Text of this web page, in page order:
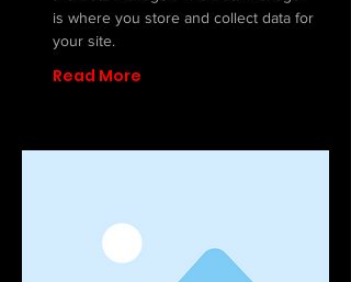
is where you store and collect data for
your site.
Read More